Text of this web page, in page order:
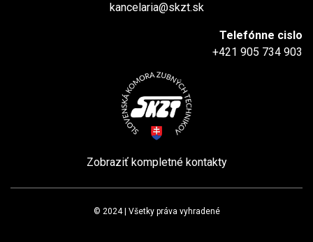
kancelaria@skzt.sk
Telefónne cislo
+421 905 734 903
Zobraziť kompletné kontakty
© 2024 | Všetky práva vyhradené